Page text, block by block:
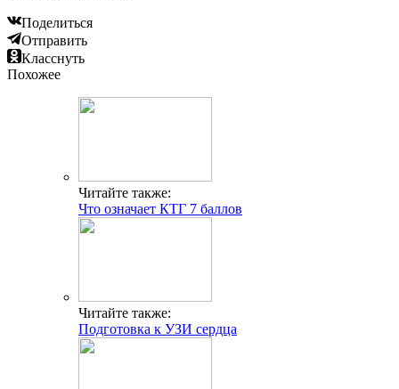
Поделиться
Отправить
Класснуть
Похожее
Читайте также:
Что означает КТГ 7 баллов
Читайте также:
Подготовка к УЗИ сердца